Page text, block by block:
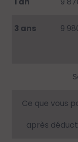
3 ans 9
Ce que vous
après